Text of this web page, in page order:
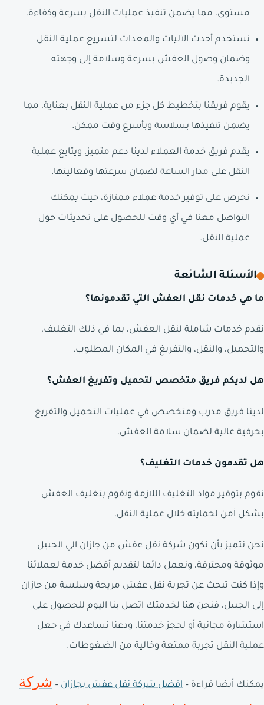
مستوى، مما يضمن تنفيذ عمليات النقل بسرعة وكفاءة.
نستخدم أحدث الآليات والمعدات لتسريع عملية النقل
وضمان وصول العفش بسرعة وسلامة إلى وجهته
الجديدة.
يقوم فريقنا بتخطيط كل جزء من عملية النقل بعناية، مما
يضمن تنفيذها بسلاسة وبأسرع وقت ممكن.
يقدم فريق خدمة العملاء لدينا دعم متميز، ويتابع عملية
النقل على مدار الساعة لضمان سرعتها وفعاليتها.
نحرص على توفير خدمة عملاء ممتازة، حيث يمكنك
التواصل معنا في أي وقت للحصول على تحديثات حول
عملية النقل.
الأسئلة الشائعة
ما هي خدمات نقل العفش التي تقدمونها؟
نقدم خدمات شاملة لنقل العفش، بما في ذلك التغليف،
والتحميل، والنقل، والتفريغ في المكان المطلوب.
هل لديكم فريق متخصص لتحميل وتفريغ العفش؟
لدينا فريق مدرب ومتخصص في عمليات التحميل والتفريغ
بحرفية عالية لضمان سلامة العفش.
هل تقدمون خدمات التغليف؟
نقوم بتوفير مواد التغليف اللازمة ونقوم بتغليف العفش
بشكل آمن لحمايته خلال عملية النقل.
نحن نتميز بأن نكون شركة نقل عفش من جازان الي الجبيل
موثوقة ومحترفة، ونعمل دائما لتقديم أفضل خدمة لعملائنا
وإذا كنت تبحث عن تجربة نقل عفش مريحة وسلسة من جازان
إلى الجبيل، فنحن هنا لخدمتك اتصل بنا اليوم للحصول على
استشارة مجانية أو لحجز خدمتنا، ودعنا نساعدك في جعل
عملية النقل تجربة ممتعة وخالية من الضغوطات.
يمكنك أيضا قراءة – افضل شركة نقل عفش بجازان – شركة